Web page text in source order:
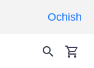
Ochish